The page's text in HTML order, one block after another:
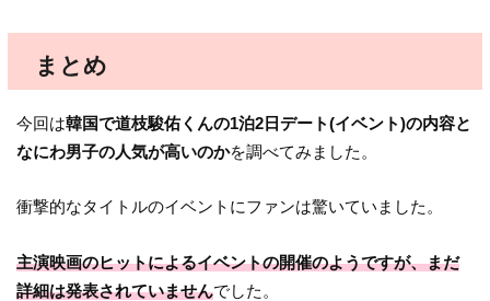
まとめ
今回は韓国で道枝駿佑くんの1泊2日デート(イベント)の内容と
なにわ男子の人気が高いのかを調べてみました。
衝撃的なタイトルのイベントにファンは驚いていました。
主演映画のヒットによるイベントの開催のようですが、まだ
詳細は発表されていませんでした。